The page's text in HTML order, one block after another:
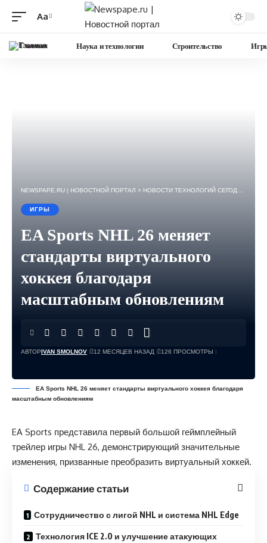
Изменение
Aa
Главная Наука и технологии Строительство
NEWSPAPE.RU | НОВОСТНОЙ ПОРТАЛ > НОВОСТИ ТЕХНОЛОГИЙ СЕГОДНЯ — ИГРЫ, НАУКА, ГАДЖЕТЫ, БИЗНЕС.
ИГРЫ
EA Sports NHL 26 меняет
стандарты виртуального
хоккея благодаря
масштабным обновлениям
АВТОРIVAN SMOLNOV 12 МЕСЯЦЕВ НАЗАД 126 ПРОСМОТРЫ
EA Sports NHL 26 меняет стандарты виртуального хоккея благодаря
масштабным обновлениям
EA Sports представила первый большой геймплейный
трейлер игры NHL 26, демонстрирующий значительные
изменения, призванные преобразить виртуальный хоккей.
Содержание статьи
Сотрудничество с лигой NHL и система NHL Edge
Технология ICE 2.0 и улучшение атакующих